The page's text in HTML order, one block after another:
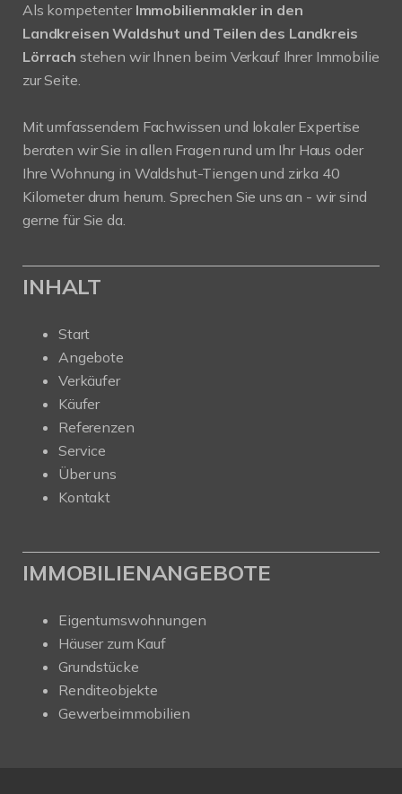
Als kompetenter Immobilienmakler in den
Landkreisen Waldshut und Teilen des Landkreis
Lörrach stehen wir Ihnen beim Verkauf Ihrer Immobilie
zur Seite.
Mit umfassendem Fachwissen und lokaler Expertise
beraten wir Sie in allen Fragen rund um Ihr Haus oder
Ihre Wohnung in Waldshut-Tiengen und zirka 40
Kilometer drum herum. Sprechen Sie uns an - wir sind
gerne für Sie da.
INHALT
Start
Angebote
Verkäufer
Käufer
Referenzen
Service
Über uns
Kontakt
IMMOBILIENANGEBOTE
Eigentumswohnungen
Häuser zum Kauf
Grundstücke
Renditeobjekte
Gewerbeimmobilien